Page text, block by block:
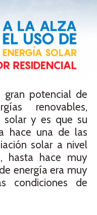
potencial de
renovables,
solar y es que su
hace una de las
solar a nivel
hasta hace muy
energía era muy
condiciones de